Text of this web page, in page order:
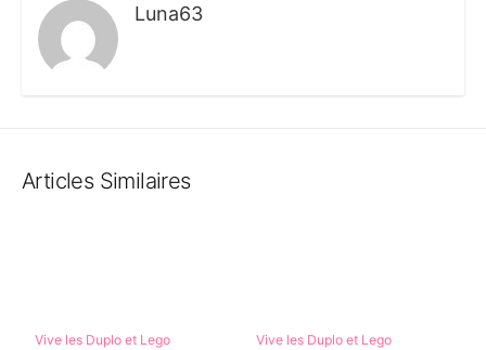
Luna63
Articles Similaires
Vive les Duplo et Lego
Vive les Duplo et Lego